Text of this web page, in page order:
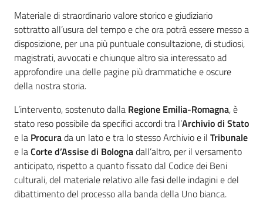
Materiale di straordinario valore storico e giudiziario
sottratto all’usura del tempo e che ora potrà essere messo a
disposizione, per una più puntuale consultazione, di studiosi,
magistrati, avvocati e chiunque altro sia interessato ad
approfondire una delle pagine più drammatiche e oscure
della nostra storia.
L’intervento, sostenuto dalla Regione Emilia-Romagna, è
stato reso possibile da specifici accordi tra l’Archivio di Stato
e la Procurada un lato e tra lo stesso Archivio e il Tribunale
e laCorte d’Assise di Bolognadall’altro, per il versamento
anticipato, rispetto a quanto fissato dal Codice dei Beni
culturali, del materiale relativo alle fasi delle indagini e del
dibattimento del processo alla banda della Uno bianca.